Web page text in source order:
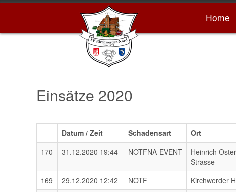
Home
Einsätze 2020
Datum / Zeit Schadensart Ort
170
31.12.2020 19:44 NOTFNA-EVENT
Heinrich
Strasse
169 29.12.2020 12:42 NOTF Kirchwerder